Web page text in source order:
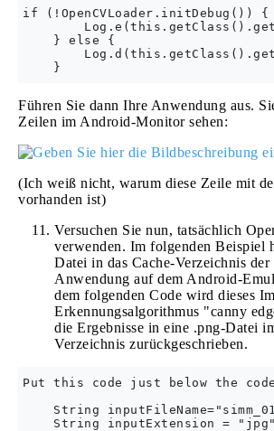
if (!OpenCVLoader.initDebug()) {
    } else {
Führen Sie dann Ihre Anwendung aus.
Zeilen im Android-Monitor sehen:
(Ich weiß nicht, warum diese Zeile mit
vorhanden ist)
Versuchen Sie nun, tatsächlich
verwenden. Im folgenden Beispiel
Datei in das Cache-Verzeichnis der
Anwendung auf dem Android-
dem folgenden Code wird dieses
Erkennungsalgorithmus "canny
die Ergebnisse in eine .png-Datei
Verzeichnis zurückgeschrieben.
Put this code just below the
String
String inputExtension =